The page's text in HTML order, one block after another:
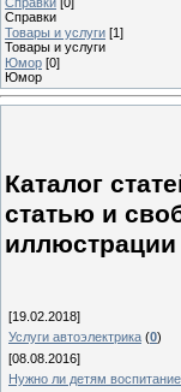
Справки
Товары и услуги [1]
Товары и услуги
Юмор [0]
Юмор
Каталог
статью и
иллюстрации
[19.02.2018]
Услуги автоэлектрика (0)
[08.08.2016]
Нужно ли детям